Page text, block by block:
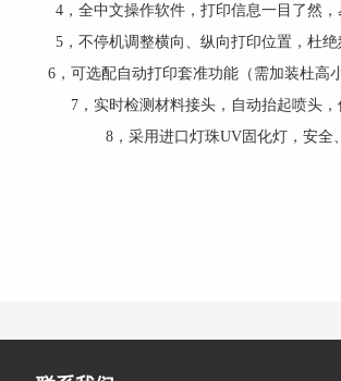
4，全中文操作软件，打印信息一目了然，
5，不停机调整横向、纵向打印位置，杜绝
6，可选配自动打印套准功能（需加装杜高
7，实时检测材料接头，自动抬起喷头，
8，采用进口灯珠UV固化灯，安全